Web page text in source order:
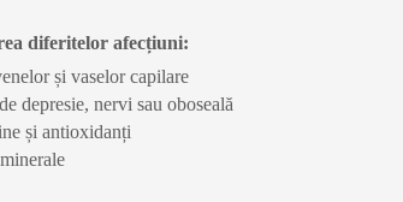
diferitelor afecțiuni:
și vaselor capilare
depresie, nervi sau oboseală
și antioxidanți